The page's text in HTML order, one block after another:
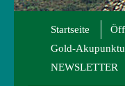
Startseite
Gold-
NEWSLETTER